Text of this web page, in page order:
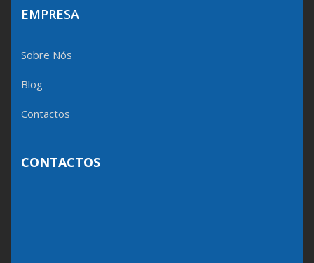
EMPRESA
Sobre Nós
Blog
Contactos
CONTACTOS